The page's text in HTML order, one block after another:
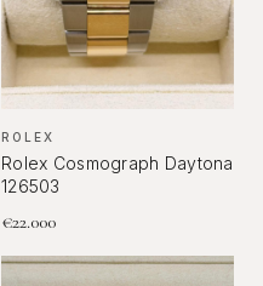
ROLEX
Rolex Cosmograph Daytona
126503
€22.000